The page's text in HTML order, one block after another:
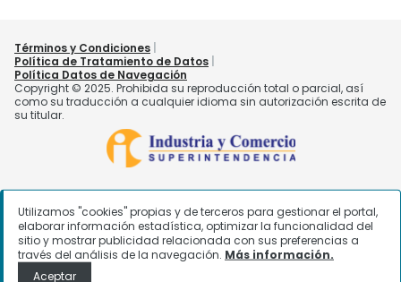
Utilizamos "cookies" propias y de terceros para gestionar el portal,
elaborar información estadística, optimizar la funcionalidad del
sitio y mostrar publicidad relacionada con sus preferencias a
través del análisis de la navegación. Más información.
Aceptar